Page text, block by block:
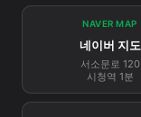
NAVER MAP
네이버 지도
서소문로 120
시청역 1분